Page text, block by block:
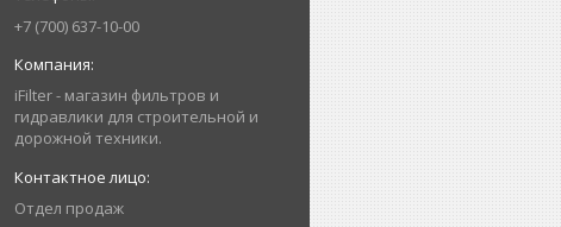
+7 (700) 637-10-00
iFilter - магазин фильтров и
гидравлики для строительной и
дорожной техники.
Отдел продаж